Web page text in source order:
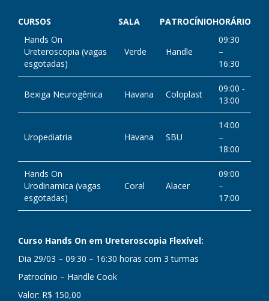
CURSOS SALA PATROCÍNIOHORÁRIO
Hands On
Ureteroscopia (vagas
esgotadas)
Verde Handle
09:30
–
16:30
Bexiga Neurogênica Havana Coloplast
09:00 -
13:00
Uropediatria Havana SBU
14:00
–
18:00
Hands On
Urodinamica (vagas
esgotadas)
Coral Alacer
09:00
–
17:00
Curso Hands On em Ureteroscopia Flexível:
Dia 29/03 – 09:30 – 16:30 horas com 3 turmas
Patrocínio – Handle Cook
Valor: R$ 150,00